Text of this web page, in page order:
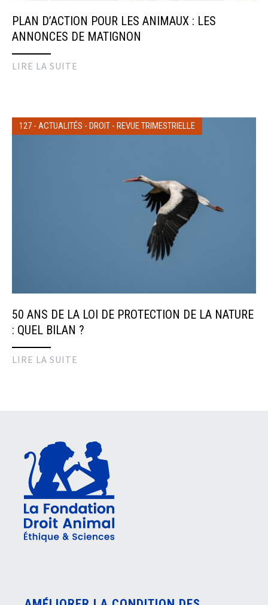
PLAN D’ACTION POUR LES ANIMAUX : LES
ANNONCES DE MATIGNON
LIRE LA SUITE
127 - ACTUALITÉS - DROIT - REVUE TRIMESTRIELLE
50 ANS DE LA LOI DE PROTECTION DE LA NATURE
: QUEL BILAN ?
LIRE LA SUITE